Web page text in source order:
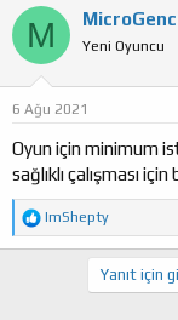
k
i
l
e
r
:
M Yeni Oyuncu
6 Ağu 2021
Oyun için minimum
sağlıklı çalışması
T
e
p
ImShepty
Yanıt için